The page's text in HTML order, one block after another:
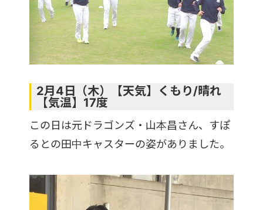
2月4日（木）【天気】くもり/晴れ
【気温】17度
この日は元ドラゴンズ・山本昌さん、すぽ
るとの田中キャスターの姿がありました。